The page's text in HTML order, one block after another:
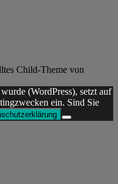
Child-Theme von
(WordPress), setzt auf
ein. Sind Sie